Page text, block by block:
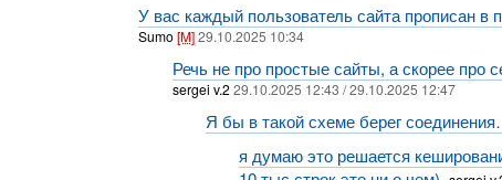
У вас каждый пользователь сайта прописан в
Sumo[M]29.10.2025 10:34
Речь не про простые сайты, а скорее про
sergei v.229.10.2025 12:43 / 29.10.2025 12:47
Я бы в такой схеме берег
я думаю это решается